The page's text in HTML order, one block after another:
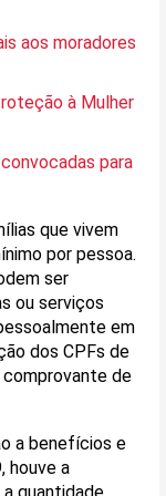
aos moradores
à Mulher
para
que vivem
por pessoa.
ser
ou serviços
em
dos CPFs de
de
a benefícios e
houve a